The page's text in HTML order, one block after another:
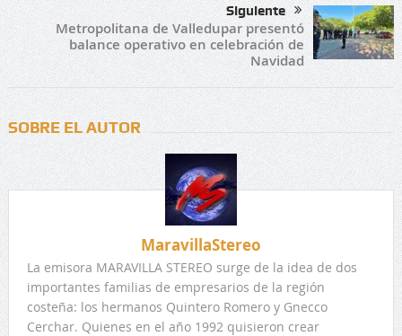
Siguiente
Metropolitana de Valledupar presentó
balance operativo en celebración de
Navidad
SOBRE EL AUTOR
MaravillaStereo
La emisora MARAVILLA STEREO surge de la idea de dos
importantes familias de empresarios de la región
costeña: los hermanos Quintero Romero y Gnecco
Cerchar. Quienes en el año 1992 quisieron crear